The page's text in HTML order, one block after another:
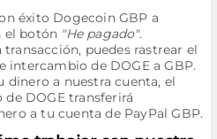
éxito Dogecoin GBP a
el botón "He pagado".
puedes rastrear el
intercambio de DOGE a GBP.
dinero a nuestra cuenta, el
DOGE transferirá
a tu cuenta de PayPal GBP.